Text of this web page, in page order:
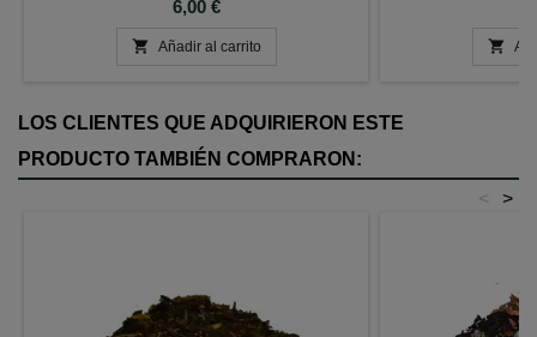
Precio
6,00 €
 Añadir al carrito 
LOS CLIENTES QUE ADQUIRIERON ESTE
PRODUCTO TAMBIÉN COMPRARON:
>
<